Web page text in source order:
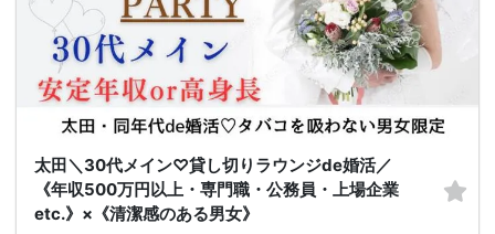
太田＼30代メイン♡貸し切りラウンジde婚活／
《年収500万円以上・専門職・公務員・上場企業
etc.》×《清潔感のある男女》